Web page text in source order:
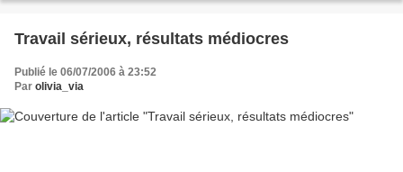
Travail sérieux, résultats médiocres
Publié le 06/07/2006 à 23:52
Par olivia_via